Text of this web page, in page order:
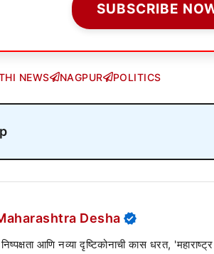
SUBSCRIBE
NEWS NAGPUR POLITICS
Desha
आणि नव्या दृष्टिकोनाची कास धरत,